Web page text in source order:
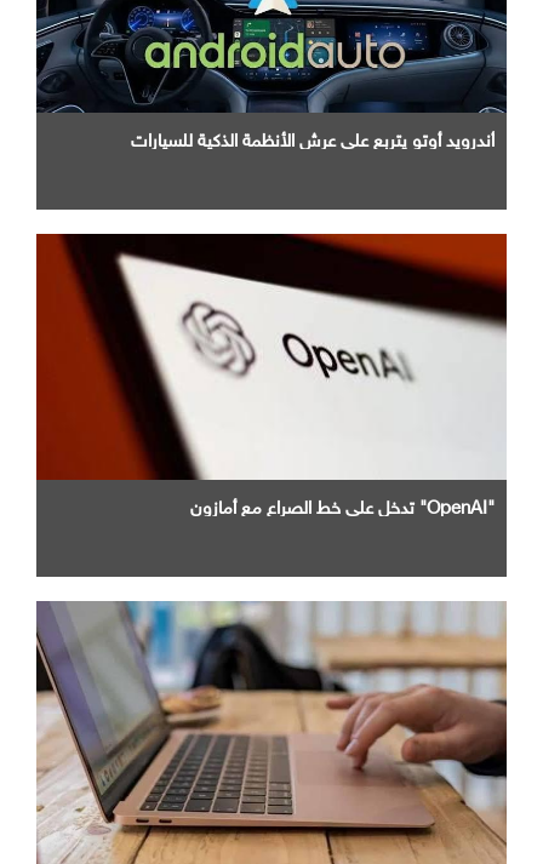
أندرويد أوتو يتربع علي عرش الأنظمة الذكية للسيارات
"OpenAI" تدخل علي خط الصراع مع أمازون